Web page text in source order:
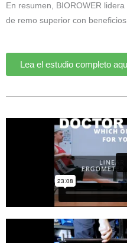
En resumen, BIOROWER
de remo superior con
Lea el estudio completo